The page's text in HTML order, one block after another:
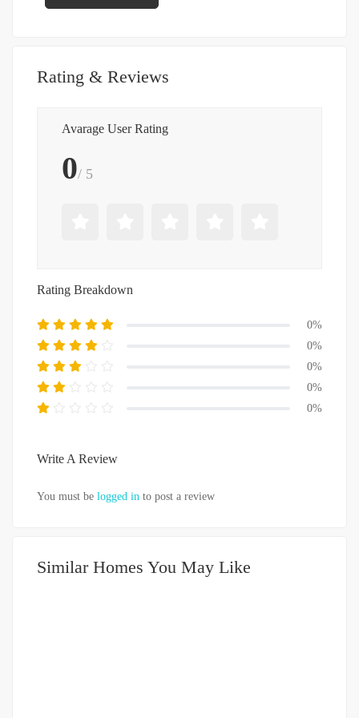
Rating & Reviews
Avarage User Rating
0/ 5
Rating Breakdown
0%
0%
0%
0%
0%
Write A Review
You must be logged in to post a review
Similar Homes You May Like